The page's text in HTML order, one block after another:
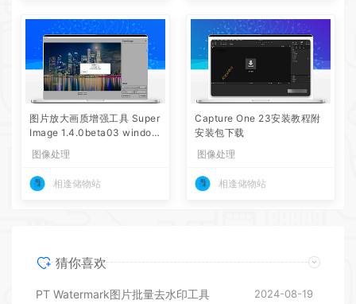
图片放大画质增强工具 Super
Image 1.4.0beta03 window
图像处理
相逢储物站
Capture One 23安装教程附
安装包下载
图像处理
相逢储物站
猜你喜欢
PT Watermark图片批量去水印工具 2024-08-19